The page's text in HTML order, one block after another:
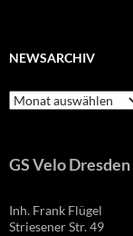
NEWSARCHIV
Newsarchiv
GS Velo Dresden
Inh. Frank Flügel
Striesener Str. 49